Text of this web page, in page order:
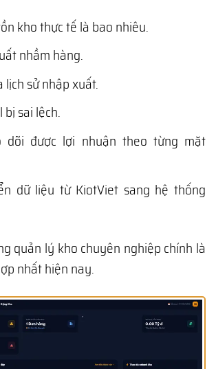
kho thực tế là bao nhiêu.
nhầm hàng.
lịch sử nhập xuất.
bị sai lệch.
dõi được lợi nhuận theo từng mặt
dữ liệu từ KiotViet sang hệ thống
quản lý kho chuyên nghiệp chính là
nhất hiện nay.